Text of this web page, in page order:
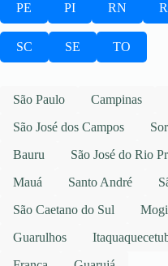
PE PI RN
SC SE TO
São Paulo Campinas
São José dos Campos
Bauru
São José do Rio
Mauá
Santo André
São Caetano do Sul
Guarulhos